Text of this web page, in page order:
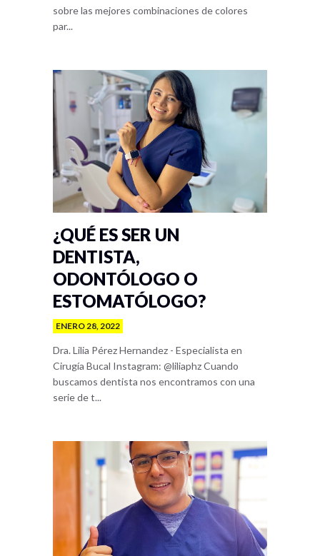
sobre las mejores combinaciones de colores
par...
¿QUÉ ES SER UN
DENTISTA,
ODONTÓLOGO O
ESTOMATÓLOGO?
ENERO 28, 2022
Dra. Lilia Pérez Hernandez - Especialista en
Cirugía Bucal Instagram: @liliaphz Cuando
buscamos dentista nos encontramos con una
serie de t...